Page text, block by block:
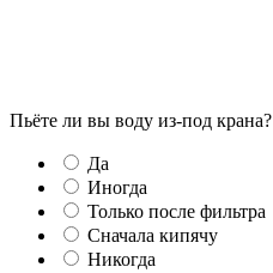
Пьёте ли вы воду из-под крана?
Да
Иногда
Только после фильтра
Сначала кипячу
Никогда